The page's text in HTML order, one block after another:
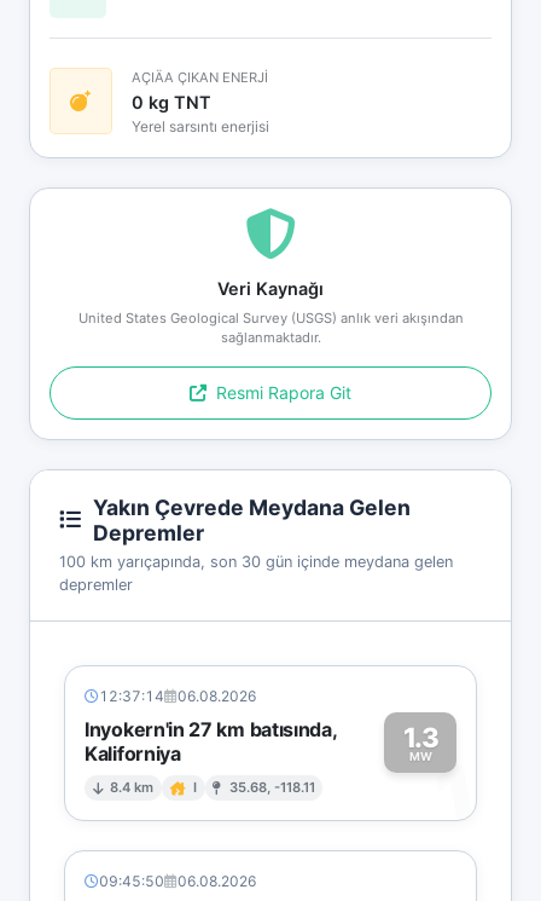
AÇIÄA ÇIKAN ENERJİ
0 kg TNT
Yerel sarsıntı enerjisi
Veri Kaynağı
United States Geological Survey (USGS) anlık veri akışından
sağlanmaktadır.
Resmi Rapora Git
Yakın Çevrede Meydana Gelen
Depremler
100 km yarıçapında, son 30 gün içinde meydana gelen
depremler
12:37:14 06.08.2026
Inyokern'in 27 km batısında,
Kaliforniya
8.4 km I 35.68, -118.11
1.3
MW1
09:45:50 06.08.2026